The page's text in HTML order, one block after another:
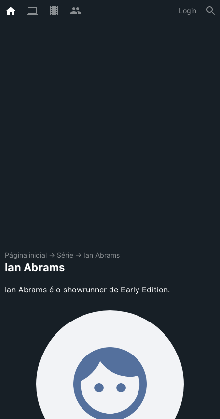
Login
Página inicial → Série → Ian Abrams
Ian Abrams
Ian Abrams é o showrunner de Early Edition.